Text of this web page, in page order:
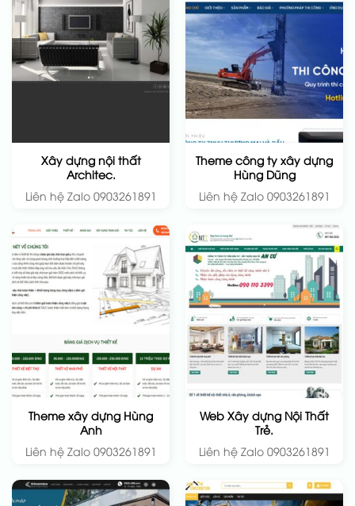
Xây dựng nội thất
Architec.
Liên hệ Zalo 0903261891
Theme công ty xây dựng
Hùng Dũng
Liên hệ Zalo 0903261891
Theme xây dựng Hùng
Anh
Liên hệ Zalo 0903261891
Web Xây dựng Nội Thất
Trẻ.
Liên hệ Zalo 0903261891